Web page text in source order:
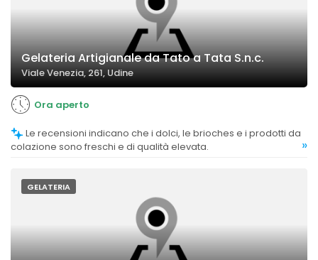
Gelateria Artigianale da Tato a Tata S.n.c.
Viale Venezia, 261, Udine
Ora aperto
colazione sono freschi e di qualità elevata.
»
GELATERIA